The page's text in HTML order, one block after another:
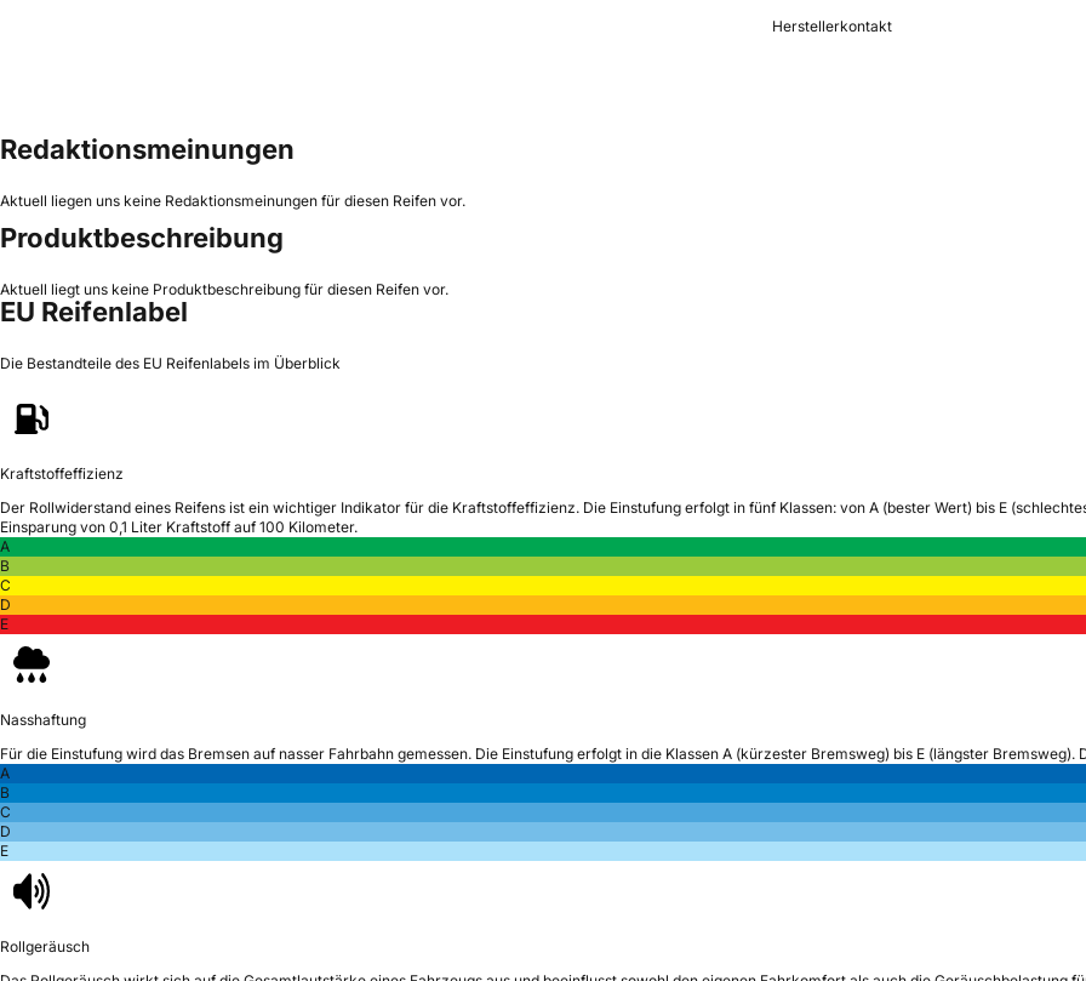
Herstellerkontakt
Redaktionsmeinungen
Aktuell liegen uns keine Redaktionsmeinungen für diesen Reifen vor.
Produktbeschreibung
Aktuell liegt uns keine Produktbeschreibung für diesen Reifen vor.
EU Reifenlabel
Die Bestandteile des EU Reifenlabels im Überblick
Kraftstoffeffizienz
Der Rollwiderstand eines Reifens ist ein wichtiger Indikator für die Kraftstoffeffizienz. Die Einstufung erfolgt in fünf Klassen: von A (bester Wert) bis E
Einsparung von 0,1 Liter Kraftstoff auf 100 Kilometer.
A
B
C
D
E
Nasshaftung
Für die Einstufung wird das Bremsen auf nasser Fahrbahn gemessen. Die Einstufung erfolgt in die Klassen A (kürzester Bremsweg) bis E (längster
A
B
C
D
E
Rollgeräusch